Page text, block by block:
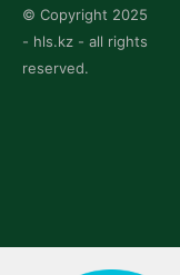
© Copyright 2025
- hls.kz - all rights
reserved.